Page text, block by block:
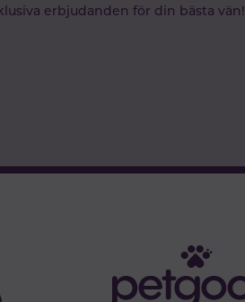
erbjudanden för din bästa vän!